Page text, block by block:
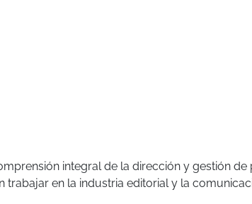
integral de la dirección y gestión de
en la industria editorial y la